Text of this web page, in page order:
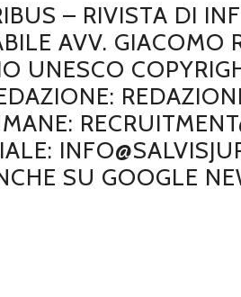
– RIVISTA DI
AVV.
UNESCO
SU GOOGLE